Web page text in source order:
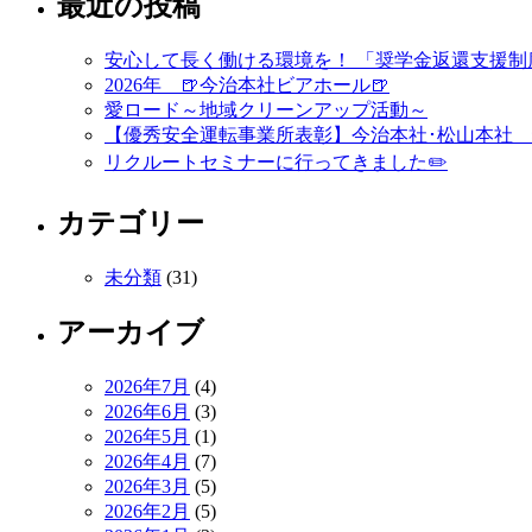
安心して長く働ける環境を！ 「奨学金返還支援制
2026年 🍺今治本社ビアホール🍺
愛ロード～地域クリーンアップ活動～
【優秀安全運転事業所表彰】今治本社･松山本社
リクルートセミナーに行ってきました✏️
カテゴリー
未分類 (31)
アーカイブ
2026年7月 (4)
2026年6月 (3)
2026年5月 (1)
2026年4月 (7)
2026年3月 (5)
2026年2月 (5)